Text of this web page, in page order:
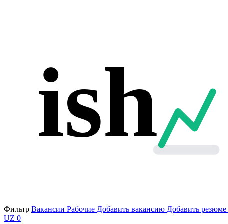
ish
Фильтр Вакансии Рабочие Добавить вакансию Добавить резюме
UZ 0